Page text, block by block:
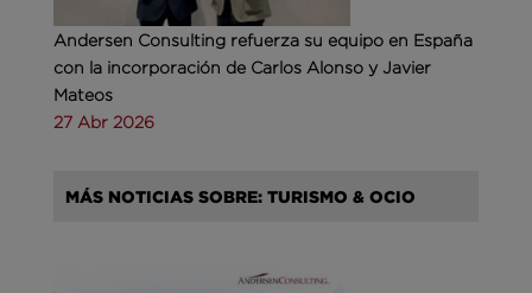
Andersen Consulting refuerza su equipo en España
con la incorporación de Carlos Alonso y Javier
Mateos
27 Abr 2026
MÁS NOTICIAS SOBRE: TURISMO & OCIO